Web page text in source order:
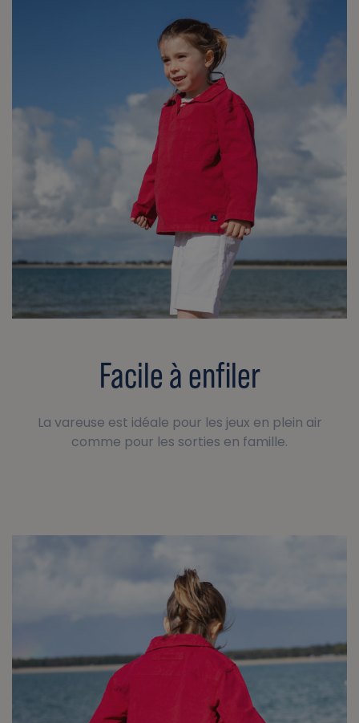
Facile à enfiler
La vareuse est idéale pour les jeux en plein air
comme pour les sorties en famille.